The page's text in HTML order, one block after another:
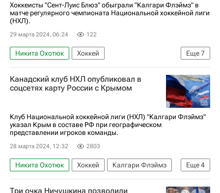
Хоккеисты "Сент-Луис Блюз" обыграли "Калгари Флэймз" в
матче регулярного чемпионата Национальной хоккейной лиги
(НХЛ).
29 марта 2024, 06:24 122
Еще7
Никита Охотюк
Хоккей
Национальная хоккейная лига (НХЛ)
Сент-Луис Блюз
Калгари Флэймз
Алексей Торопченко
Даниил Мироманов
Канадский клуб НХЛ опубликовал в
соцсетях карту России с Крымом
Клуб Национальной хоккейной лиги (НХЛ) "Калгари Флэймз"
указал Крым в составе РФ при географическом
представлении игроков команды.
28 марта 2024, 12:32 2803
Еще4
Никита Охотюк Хоккей
Калгари Флэймз
Андрей Кузьменко
Даниил Мироманов
Три очка Ничушкина позволили